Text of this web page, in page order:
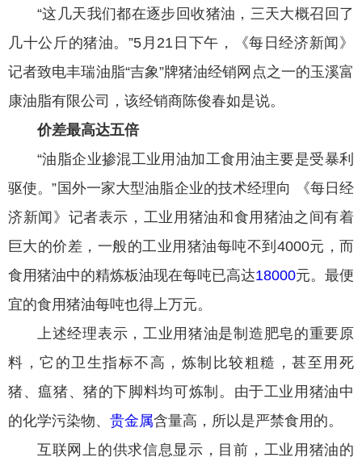
“这几天我们都在逐步回收猪油，三天大概召回了
几十公斤的猪油。”5月21日下午，《每日经济新闻》
记者致电丰瑞油脂“吉象”牌猪油经销网点之一的玉溪富
康油脂有限公司，该经销商陈俊春如是说。
价差最高达五倍
“油脂企业掺混工业用油加工食用油主要是受暴利
驱使。”国外一家大型油脂企业的技术经理向 《每日经
济新闻》记者表示，工业用猪油和食用猪油之间有着
巨大的价差，一般的工业用猪油每吨不到4000元，而
食用猪油中的精炼板油现在每吨已高达18000元。最便
宜的食用猪油每吨也得上万元。
上述经理表示，工业用猪油是制造肥皂的重要原
料，它的卫生指标不高，炼制比较粗糙，甚至用死
猪、瘟猪、猪的下脚料均可炼制。由于工业用猪油中
的化学污染物、 贵金属含量高，所以是严禁食用的。
互联网上的供求信息显示，目前，工业用猪油的